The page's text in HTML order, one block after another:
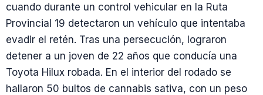
cuando durante un control vehicular en la Ruta
Provincial 19 detectaron un vehículo que intentaba
evadir el retén. Tras una persecución, lograron
detener a un joven de 22 años que conducía una
Toyota Hilux robada. En el interior del rodado se
hallaron 50 bultos de cannabis sativa, con un peso